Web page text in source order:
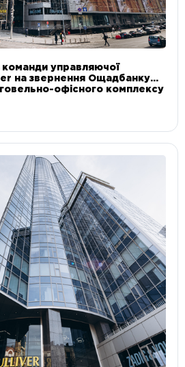
команди управляючої
на звернення Ощадбанку
офісного комплексу